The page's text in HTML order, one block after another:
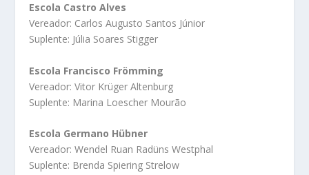
Escola Castro Alves
Vereador: Carlos Augusto Santos Júnior
Suplente: Júlia Soares Stigger
Escola Francisco Frömming
Vereador: Vitor Krüger Altenburg
Suplente: Marina Loescher Mourão
Escola Germano Hübner
Vereador: Wendel Ruan Radüns Westphal
Suplente: Brenda Spiering Strelow